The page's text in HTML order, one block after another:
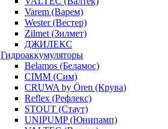
Varem (Варем)
Wester (Вестер)
Zilmet (Зилмет)
ДЖИЛЕКС
Гидроаккумуляторы
Belamos (Беламос)
CIMM (Сим)
CRUWA by Ören (Крува)
Reflex (Рефлекс)
STOUT (Стаут)
UNIPUMP (Юнипамп)